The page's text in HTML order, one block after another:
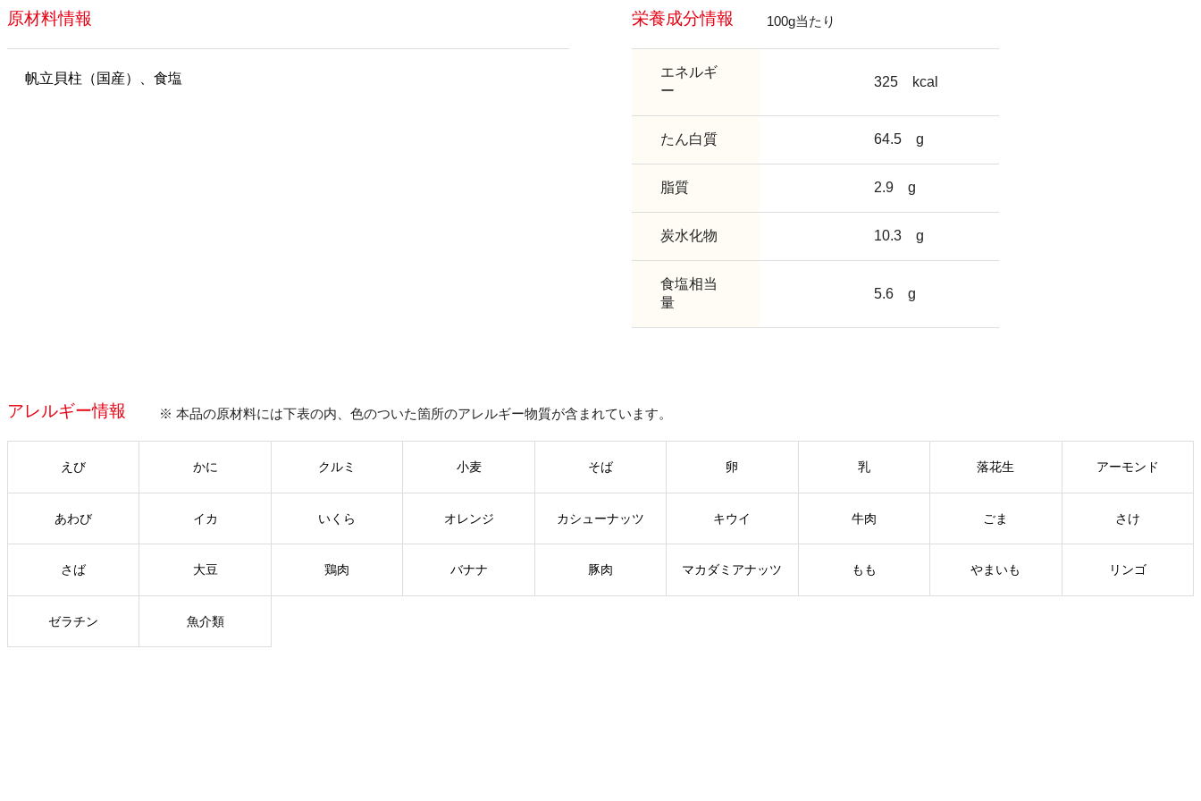
原材料情報
帆立貝柱（国産）、食塩
栄養成分情報 100g当たり
エネルギ
ー
325 kcal
たん白質 64.5 g
脂質 2.9 g
炭水化物 10.3 g
食塩相当
量
5.6 g
アレルギー情報 ※ 本品の原材料には下表の内、色のついた箇所のアレルギー物質が含まれています。
えび かに クルミ 小麦 そば 卵 乳 落花生 アーモンド
あわび イカ いくら オレンジ カシューナッツ キウイ 牛肉 ごま さけ
さば 大豆 鶏肉 バナナ 豚肉 マカダミアナッツ もも やまいも リンゴ
ゼラチン 魚介類